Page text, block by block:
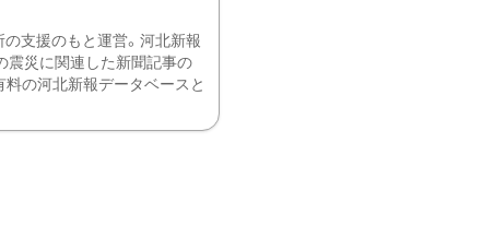
支援のもと運営。河北新報
震災に関連した新聞記事の
料の河北新報データベースと